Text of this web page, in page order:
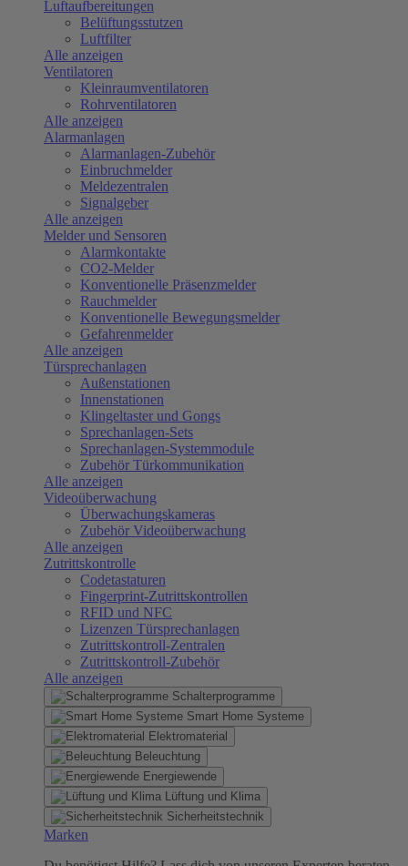
Luftaufbereitungen
Belüftungsstutzen
Luftfilter
Alle anzeigen
Ventilatoren
Kleinraumventilatoren
Rohrventilatoren
Alle anzeigen
Alarmanlagen
Alarmanlagen-Zubehör
Einbruchmelder
Meldezentralen
Signalgeber
Alle anzeigen
Melder und Sensoren
Alarmkontakte
CO2-Melder
Konventionelle Präsenzmelder
Rauchmelder
Konventionelle Bewegungsmelder
Gefahrenmelder
Alle anzeigen
Türsprechanlagen
Außenstationen
Innenstationen
Klingeltaster und Gongs
Sprechanlagen-Sets
Sprechanlagen-Systemmodule
Zubehör Türkommunikation
Alle anzeigen
Videoüberwachung
Überwachungskameras
Zubehör Videoüberwachung
Alle anzeigen
Zutrittskontrolle
Codetastaturen
Fingerprint-Zutrittskontrollen
RFID und NFC
Lizenzen Türsprechanlagen
Zutrittskontroll-Zentralen
Zutrittskontroll-Zubehör
Alle anzeigen
Schalterprogramme
Smart Home Systeme
Elektromaterial
Beleuchtung
Energiewende
Lüftung und Klima
Sicherheitstechnik
Marken